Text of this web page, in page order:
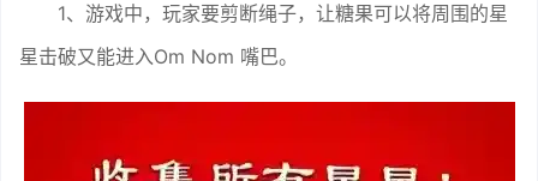
1、游戏中，玩家要剪断绳子，让糖果可以将周围的星
星击破又能进入Om Nom 嘴巴。